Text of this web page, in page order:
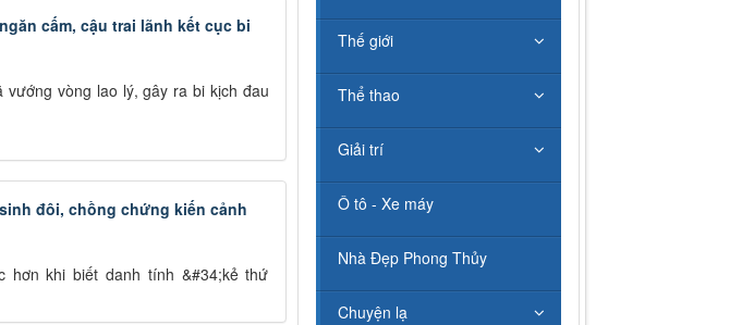
cấm, cậu trai lãnh kết cục bi
vòng lao lý, gây ra bi kịch đau
đôi, chồng chứng kiến cảnh
hơn khi biết danh tính &#34;kẻ thứ
Thế giới
Thể thao
Giải trí
Ô tô - Xe máy
Nhà Đẹp Phong Thủy
Chuyện lạ